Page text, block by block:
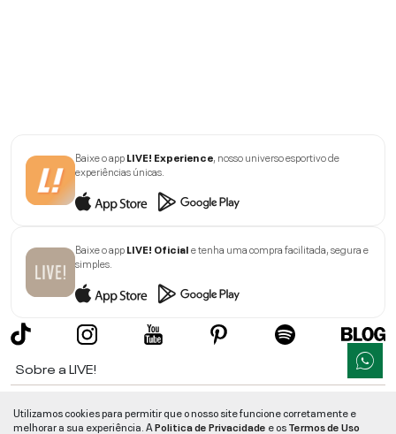
Baixe o appLIVE! Experience, nosso universo esportivo de
experiências únicas.
Baixe o appLIVE! Oficiale tenha uma compra facilitada, segura e
simples.
Sobre a LIVE!
Utilizamos cookies para permitir que o nosso site funcione corretamente e
melhorar a sua experiência. APolitica de Privacidade e osTermos de Uso